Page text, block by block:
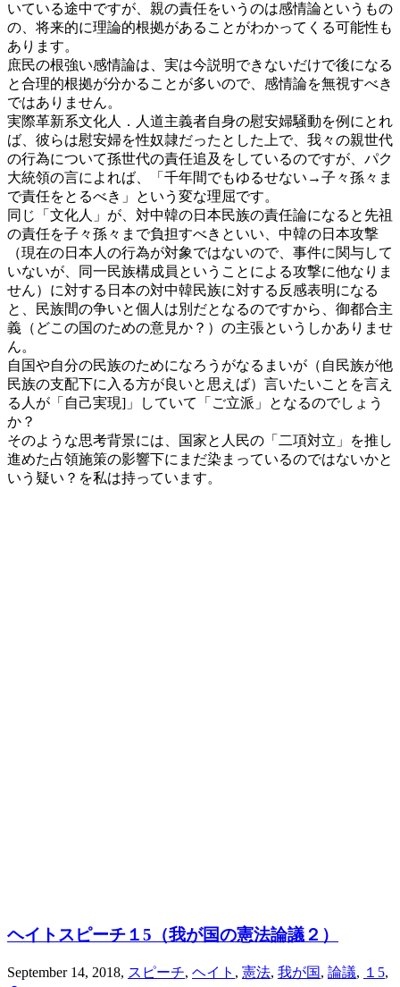
いている途中ですが、親の責任をいうのは感情論というもの
の、将来的に理論的根拠があることがわかってくる可能性も
あります。
庶民の根強い感情論は、実は今説明できないだけで後になる
と合理的根拠が分かることが多いので、感情論を無視すべき
ではありません。
実際革新系文化人．人道主義者自身の慰安婦騒動を例にとれ
ば、彼らは慰安婦を性奴隷だったとした上で、我々の親世代
の行為について孫世代の責任追及をしているのですが、パク
大統領の言によれば、「千年間でもゆるせない→子々孫々ま
で責任をとるべき」という変な理屈です。
同じ「文化人」が、対中韓の日本民族の責任論になると先祖
の責任を子々孫々まで負担すべきといい、中韓の日本攻撃
（現在の日本人の行為が対象ではないので、事件に関与して
いないが、同一民族構成員ということによる攻撃に他なりま
せん）に対する日本の対中韓民族に対する反感表明になる
と、民族間の争いと個人は別だとなるのですから、御都合主
義（どこの国のための意見か？）の主張というしかありませ
ん。
自国や自分の民族のためになろうがなるまいが（自民族が他
民族の支配下に入る方が良いと思えば）言いたいことを言え
る人が「自己実現]」していて「ご立派」となるのでしょう
か？
そのような思考背景には、国家と人民の「二項対立」を推し
進めた占領施策の影響下にまだ染まっているのではないかと
いう疑い？を私は持っています。
ヘイトスピーチ１5（我が国の憲法論議２）
September 14, 2018, スピーチ, ヘイト , 憲法, 我が国, 論議, １5,